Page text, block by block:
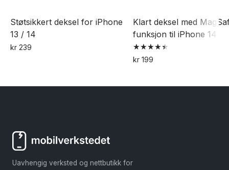
Støtsikkert deksel for iPhone
13 / 14
kr 239
Klart deksel med
funksjon til iPhone 14
Vurdert
4.50
kr199
Uavhengig verksted og nettbutikk for